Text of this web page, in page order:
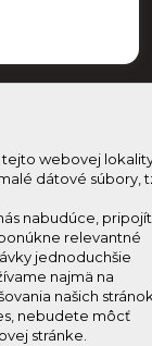
Kam na
na odber a
ako prvý
webovej
dátové súbory,
nabudúce,
relevantné
jednoduchšie
najmä na
našich
nebudete môcť
stránke.